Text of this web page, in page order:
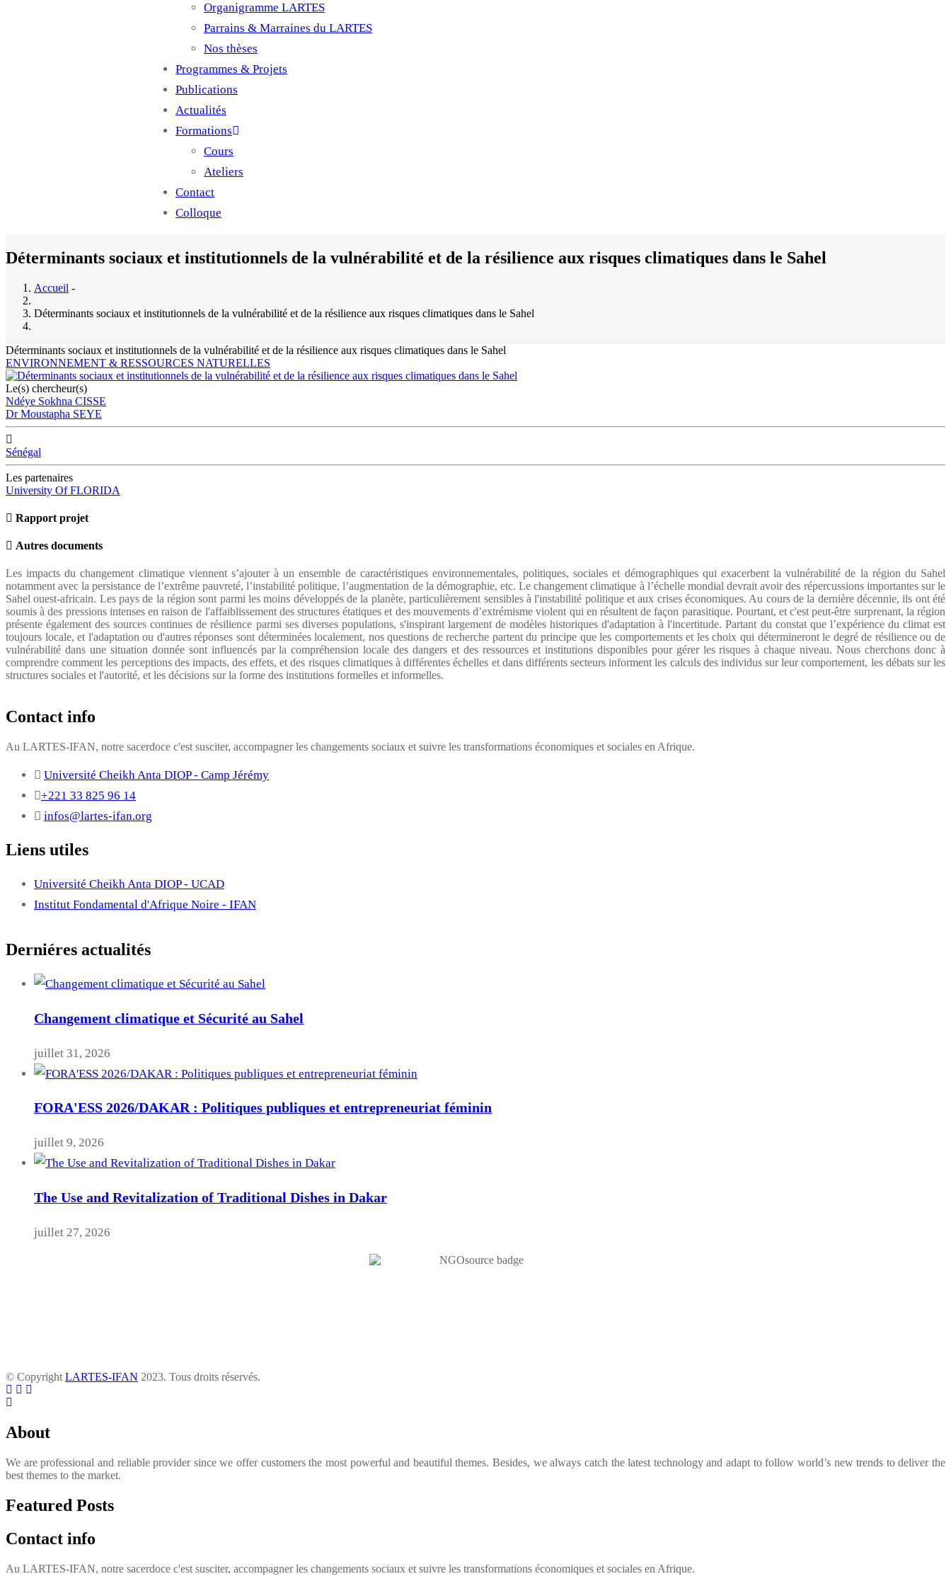
Organigramme LARTES
Parrains & Marraines du LARTES
Nos thèses
Programmes & Projets
Publications
Actualités
Formations
Cours
Ateliers
Contact
Colloque
Déterminants sociaux et institutionnels de la vulnérabilité et de la résilience aux risques climatiques dans le Sahel
Accueil -
Déterminants sociaux et institutionnels de la vulnérabilité et de la résilience aux risques climatiques dans le Sahel
Déterminants sociaux et institutionnels de la vulnérabilité et de la résilience aux risques climatiques dans le Sahel
ENVIRONNEMENT & RESSOURCES NATURELLES
Le(s) chercheur(s)
Ndéye Sokhna CISSE
Dr Moustapha SEYE
Sénégal
Les partenaires
University Of FLORIDA
Rapport projet
Autres documents
Les impacts du changement climatique viennent s’ajouter à un ensemble de caractéristiques environnementales, politiques, sociales et démographiques qui exacerbent la vulnérabilité de la région du Sahel
notamment avec la persistance de l’extrême pauvreté, l’instabilité politique, l’augmentation de la démographie, etc. Le changement climatique à l’échelle mondial devrait avoir des répercussions importantes sur le
Sahel ouest-africain. Les pays de la région sont parmi les moins développés de la planète, particulièrement sensibles à l'instabilité politique et aux crises économiques. Au cours de la dernière décennie, ils ont été
soumis à des pressions intenses en raison de l'affaiblissement des structures étatiques et des mouvements d’extrémisme violent qui en résultent de façon parasitique. Pourtant, et c'est peut-être surprenant, la région
présente également des sources continues de résilience parmi ses diverses populations, s'inspirant largement de modèles historiques d'adaptation à l'incertitude. Partant du constat que l’expérience du climat est
toujours locale, et l'adaptation ou d'autres réponses sont déterminées localement, nos questions de recherche partent du principe que les comportements et les choix qui détermineront le degré de résilience ou de
vulnérabilité dans une situation donnée sont influencés par la compréhension locale des dangers et des ressources et institutions disponibles pour gérer les risques à chaque niveau. Nous cherchons donc à
comprendre comment les perceptions des impacts, des effets, et des risques climatiques à différentes échelles et dans différents secteurs informent les calculs des individus sur leur comportement, les débats sur les
structures sociales et l'autorité, et les décisions sur la forme des institutions formelles et informelles.
Contact info
Au LARTES-IFAN, notre sacerdoce c'est susciter, accompagner les changements sociaux et suivre les transformations économiques et sociales en Afrique.
Université Cheikh Anta DIOP - Camp Jérémy
+221 33 825 96 14
infos@lartes-ifan.org
Liens utiles
Université Cheikh Anta DIOP - UCAD
Institut Fondamental d'Afrique Noire - IFAN
Derniéres actualités
Changement climatique et Sécurité au Sahel
juillet 31, 2026
FORA'ESS 2026/DAKAR : Politiques publiques et entrepreneuriat féminin
juillet 9, 2026
The Use and Revitalization of Traditional Dishes in Dakar
juillet 27, 2026
© Copyright LARTES-IFAN 2023. Tous droits réservés.
About
We are professional and reliable provider since we offer customers the most powerful and beautiful themes. Besides, we always catch the latest technology and adapt to follow world’s new trends to deliver the
best themes to the market.
Featured Posts
Contact info
Au LARTES-IFAN, notre sacerdoce c'est susciter, accompagner les changements sociaux et suivre les transformations économiques et sociales en Afrique.